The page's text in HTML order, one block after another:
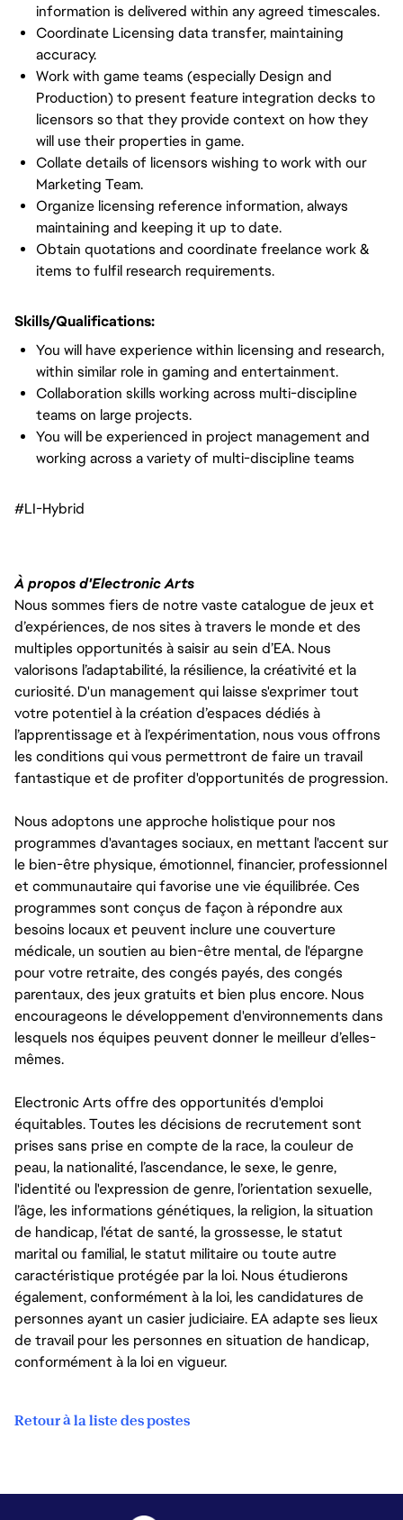
information is delivered within any agreed timescales.
Coordinate Licensing data transfer, maintaining
accuracy.
Work with game teams (especially Design and
Production) to present feature integration decks to
licensors so that they provide context on how they
will use their properties in game.
Collate details of licensors wishing to work with our
Marketing Team.
Organize licensing reference information, always
maintaining and keeping it up to date.
Obtain quotations and coordinate freelance work &
items to fulfil research requirements.
Skills/Qualifications:
You will have experience within licensing and research,
within similar role in gaming and entertainment.
Collaboration skills working across multi-discipline
teams on large projects.
You will be experienced in project management and
working across a variety of multi-discipline teams
#LI-Hybrid
À propos d'Electronic Arts
Nous sommes fiers de notre vaste catalogue de jeux et
d’expériences, de nos sites à travers le monde et des
multiples opportunités à saisir au sein d’EA. Nous
valorisons l’adaptabilité, la résilience, la créativité et la
curiosité. D'un management qui laisse s'exprimer tout
votre potentiel à la création d’espaces dédiés à
l’apprentissage et à l’expérimentation, nous vous offrons
les conditions qui vous permettront de faire un travail
fantastique et de profiter d'opportunités de progression.
Nous adoptons une approche holistique pour nos
programmes d'avantages sociaux, en mettant l'accent sur
le bien-être physique, émotionnel, financier, professionnel
et communautaire qui favorise une vie équilibrée. Ces
programmes sont conçus de façon à répondre aux
besoins locaux et peuvent inclure une couverture
médicale, un soutien au bien-être mental, de l'épargne
pour votre retraite, des congés payés, des congés
parentaux, des jeux gratuits et bien plus encore. Nous
encourageons le développement d'environnements dans
lesquels nos équipes peuvent donner le meilleur d’elles-
mêmes.
Electronic Arts offre des opportunités d'emploi
équitables. Toutes les décisions de recrutement sont
prises sans prise en compte de la race, la couleur de
peau, la nationalité, l’ascendance, le sexe, le genre,
l'identité ou l'expression de genre, l’orientation sexuelle,
l’âge, les informations génétiques, la religion, la situation
de handicap, l'état de santé, la grossesse, le statut
marital ou familial, le statut militaire ou toute autre
caractéristique protégée par la loi. Nous étudierons
également, conformément à la loi, les candidatures de
personnes ayant un casier judiciaire. EA adapte ses lieux
de travail pour les personnes en situation de handicap,
conformément à la loi en vigueur.
Retour à la liste des postes